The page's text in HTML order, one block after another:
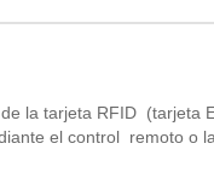
la tarjeta RFID (tarjeta
el control remoto o